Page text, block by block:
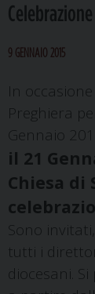
9 GENNAIO 2015
In
Preghiera
Gennaio
il 21
Chiesa di
Sono
tutti i
diocesani.